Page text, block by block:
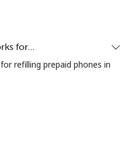
for…
refilling prepaid phones in